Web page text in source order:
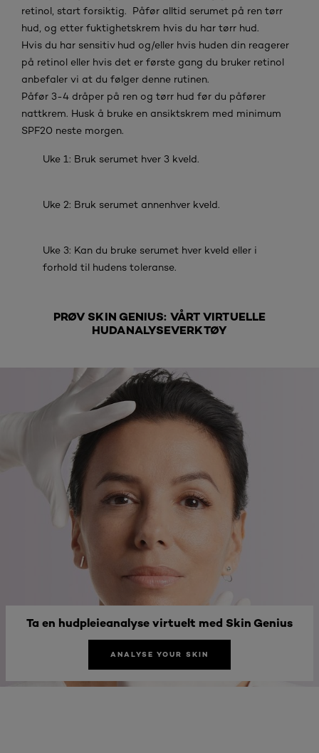
retinol, start forsiktig. Påfør alltid serumet på ren tørr
hud, og etter fuktighetskrem hvis du har tørr hud.
Hvis du har sensitiv hud og/eller hvis huden din reagerer
på retinol eller hvis det er første gang du bruker retinol
anbefaler vi at du følger denne rutinen.
Påfør 3-4 dråper på ren og tørr hud før du påfører
nattkrem. Husk å bruke en ansiktskrem med minimum
SPF20 neste morgen.
Uke 1: Bruk serumet hver 3 kveld.
Uke 2: Bruk serumet annenhver kveld.
Uke 3: Kan du bruke serumet hver kveld eller i
forhold til hudens toleranse.
PRØV SKIN GENIUS: VÅRT VIRTUELLE
HUDANALYSEVERKTØY
Ta en hudpleieanalyse virtuelt med Skin Genius
ANALYSE YOUR SKIN